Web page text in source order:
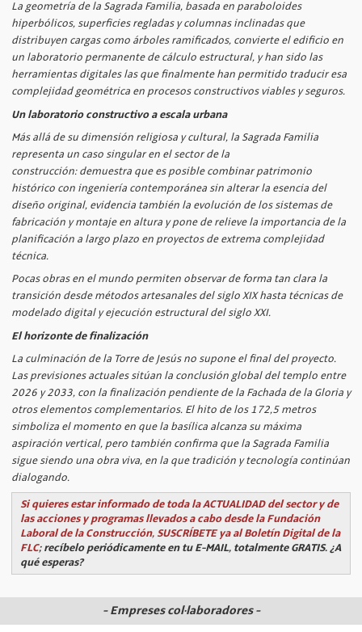
La geometría de la Sagrada Familia, basada en paraboloides
hiperbólicos, superficies regladas y columnas inclinadas que
distribuyen cargas como árboles ramificados, convierte el edificio en
un laboratorio permanente de cálculo estructural, y han sido las
herramientas digitales las que finalmente han permitido traducir esa
complejidad geométrica en procesos constructivos viables y seguros.
Un laboratorio constructivo a escala urbana
Más allá de su dimensión religiosa y cultural, la Sagrada Familia
representa un caso singular en el sector de la
construcción: demuestra que es posible combinar patrimonio
histórico con ingeniería contemporánea sin alterar la esencia del
diseño original, evidencia también la evolución de los sistemas de
fabricación y montaje en altura y pone de relieve la importancia de la
planificación a largo plazo en proyectos de extrema complejidad
técnica.
Pocas obras en el mundo permiten observar de forma tan clara la
transición desde métodos artesanales del siglo XIX hasta técnicas de
modelado digital y ejecución estructural del siglo XXI.
El horizonte de finalización
La culminación de la Torre de Jesús no supone el final del proyecto.
Las previsiones actuales sitúan la conclusión global del templo entre
2026 y 2033, con la finalización pendiente de la Fachada de la Gloria y
otros elementos complementarios. El hito de los 172,5 metros
simboliza el momento en que la basílica alcanza su máxima
aspiración vertical, pero también confirma que la Sagrada Familia
sigue siendo una obra viva, en la que tradición y tecnología continúan
dialogando.
Si quieres estar informado de toda la ACTUALIDAD del sector y de
las acciones y programas llevados a cabo desde la Fundación
Laboral de la Construcción, SUSCRÍBETE ya al Boletín Digital de la
FLC; recíbelo periódicamente en tu E-MAIL, totalmente GRATIS. ¿A
qué esperas?
- Empreses col·laboradores -